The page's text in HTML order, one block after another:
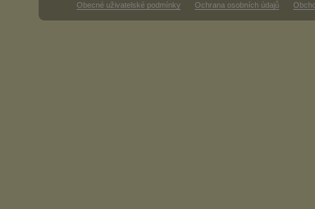
Obecné uživatelské podmínky Ochrana osobních údajů